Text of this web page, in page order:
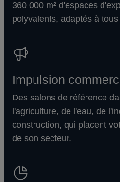
360 000 m² d'espaces
polyvalents, adaptés à
Impulsion
Des salons de référence
l'agriculture, de l'eau, de
construction, qui placent
de son secteur.